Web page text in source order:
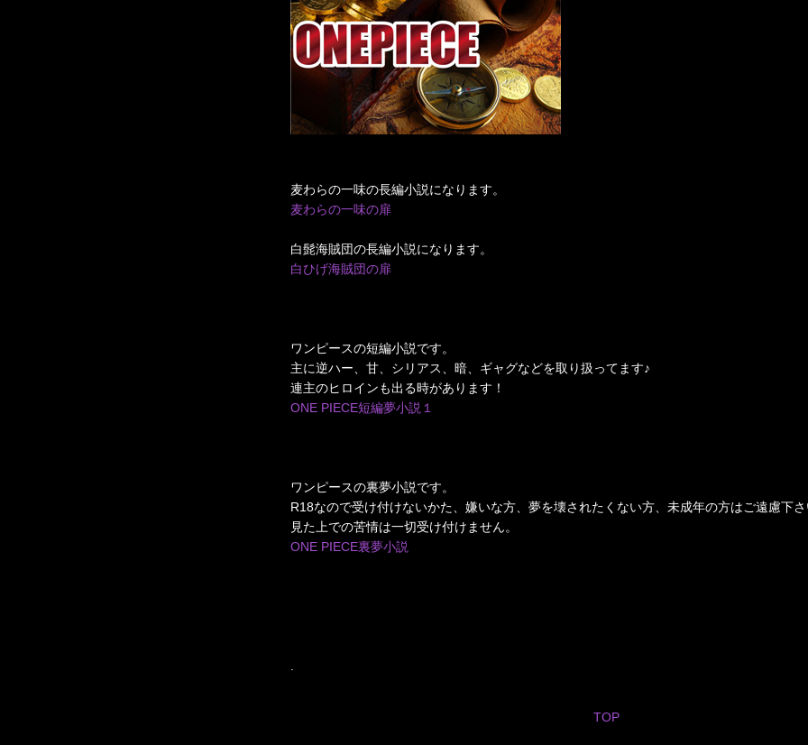
麦わらの一味の長編小説になります。
麦わらの一味の扉
白髭海賊団の長編小説になります。
白ひげ海賊団の扉
ワンピースの短編小説です。
主に逆ハー、甘、シリアス、暗、ギャグなどを取り扱ってます♪
連主のヒロインも出る時があります！
ONE PIECE短編夢小説１
ワンピースの裏夢小説です。
R18なので受け付けないかた、嫌いな方、夢を壊されたくない方、未成年の方はご遠慮下
見た上での苦情は一切受け付けません。
ONE PIECE裏夢小説
TOP